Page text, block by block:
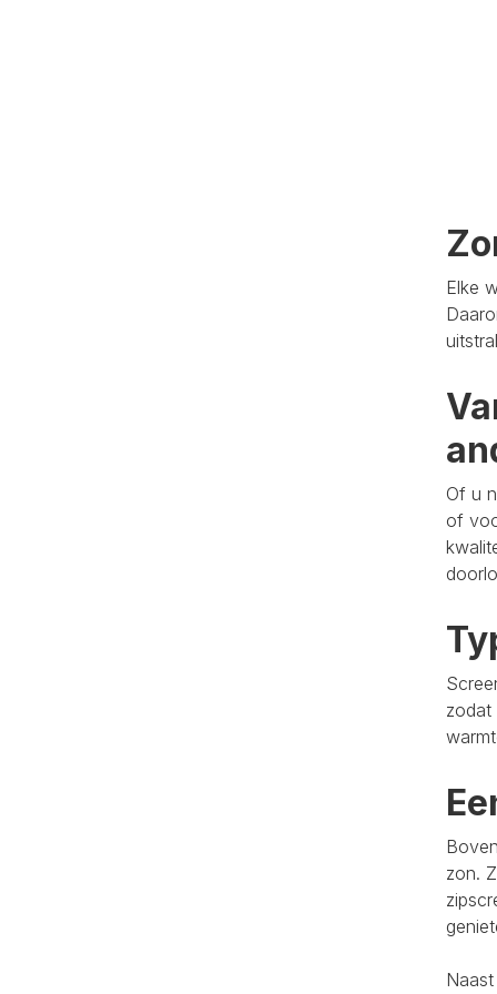
Elke
Of u
of
zodat
zon.